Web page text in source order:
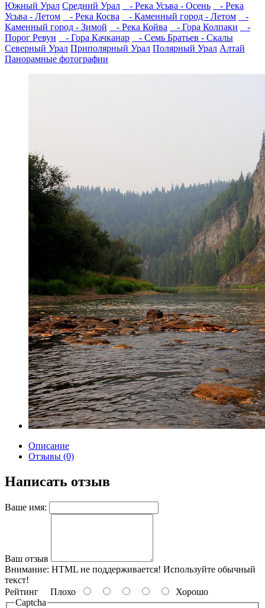
Южный Урал Средний Урал - Река Усьва - Осень
- Река
Усьва - Летом
- Река Косва - Каменный город - Летом
-
Каменный город - Зимой
- Река Койва - Гора Колпаки
-
Порог Ревун
- Гора Качканар
- Семь Братьев - Скалы
Северный Урал Приполярный Урал Полярный Урал Алтай
Панорамные фотографии
Описание
Отзывы (0)
Написать отзыв
Ваше имя:
Ваш отзыв
Внимание: HTML не поддерживается! Используйте обычный
текст!
Рейтинг Плохо
Хорошо
Captcha